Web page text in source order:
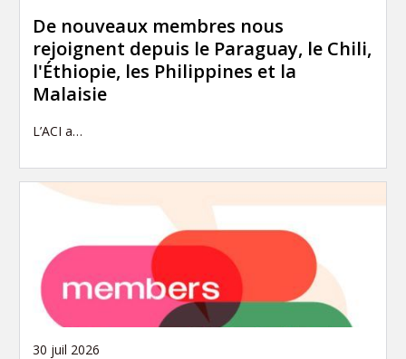
De nouveaux membres nous
rejoignent depuis le Paraguay, le Chili,
l'Éthiopie, les Philippines et la
Malaisie
L’ACI a…
30 juil 2026